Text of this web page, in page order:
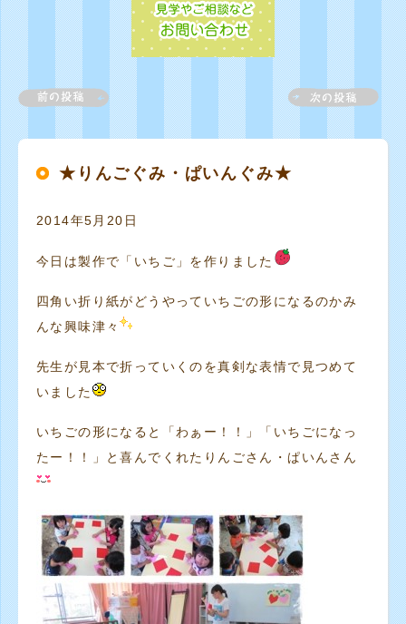
★りんごぐみ・ぱいんぐみ★
2014年5月20日
今日は製作で「いちご」を作りました
四角い折り紙がどうやっていちごの形になるのかみ
んな興味津々
先生が見本で折っていくのを真剣な表情で見つめて
いました
いちごの形になると「わぁー！！」「いちごになっ
たー！！」と喜んでくれたりんごさん・ぱいんさん